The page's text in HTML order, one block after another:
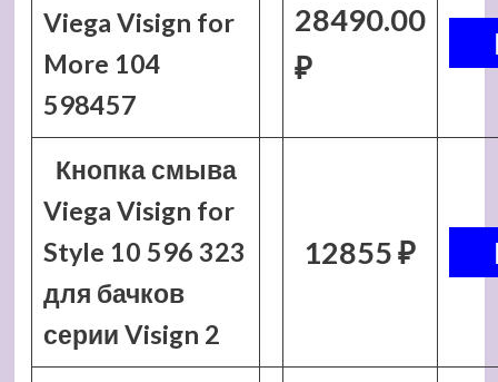
Viega Visign for
More 104
598457
28490.00
₽
Кнопка смыва
Viega Visign for
Style 10 596 323
для бачков
серии Visign 2
12855 ₽